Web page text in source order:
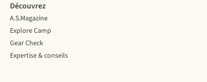
Découvrez
A.S.Magazine
Explore Camp
Gear Check
Expertise & conseils